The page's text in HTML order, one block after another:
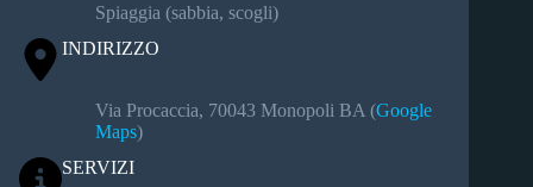
Spiaggia (sabbia, scogli)
INDIRIZZO
Via Procaccia, 70043 Monopoli BA (Google
Maps)
SERVIZI